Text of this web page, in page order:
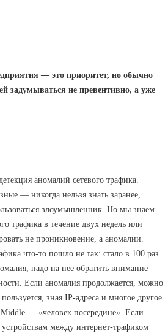
— это приоритет, но обычно
задумываться не превентивно, а уже
аномалий сетевого трафика.
— никогда нельзя знать заранее,
злоумышленник. Но мы знаем
трафика в течение двух недель или
не проникновение, а аномалии.
что-то пошло не так: стало в 100 раз
надо на нее обратить внимание
Если аномалия продолжается, можно
зная IP-адреса и многое другое.
— «человек посередине». Если
между интернет-трафиком